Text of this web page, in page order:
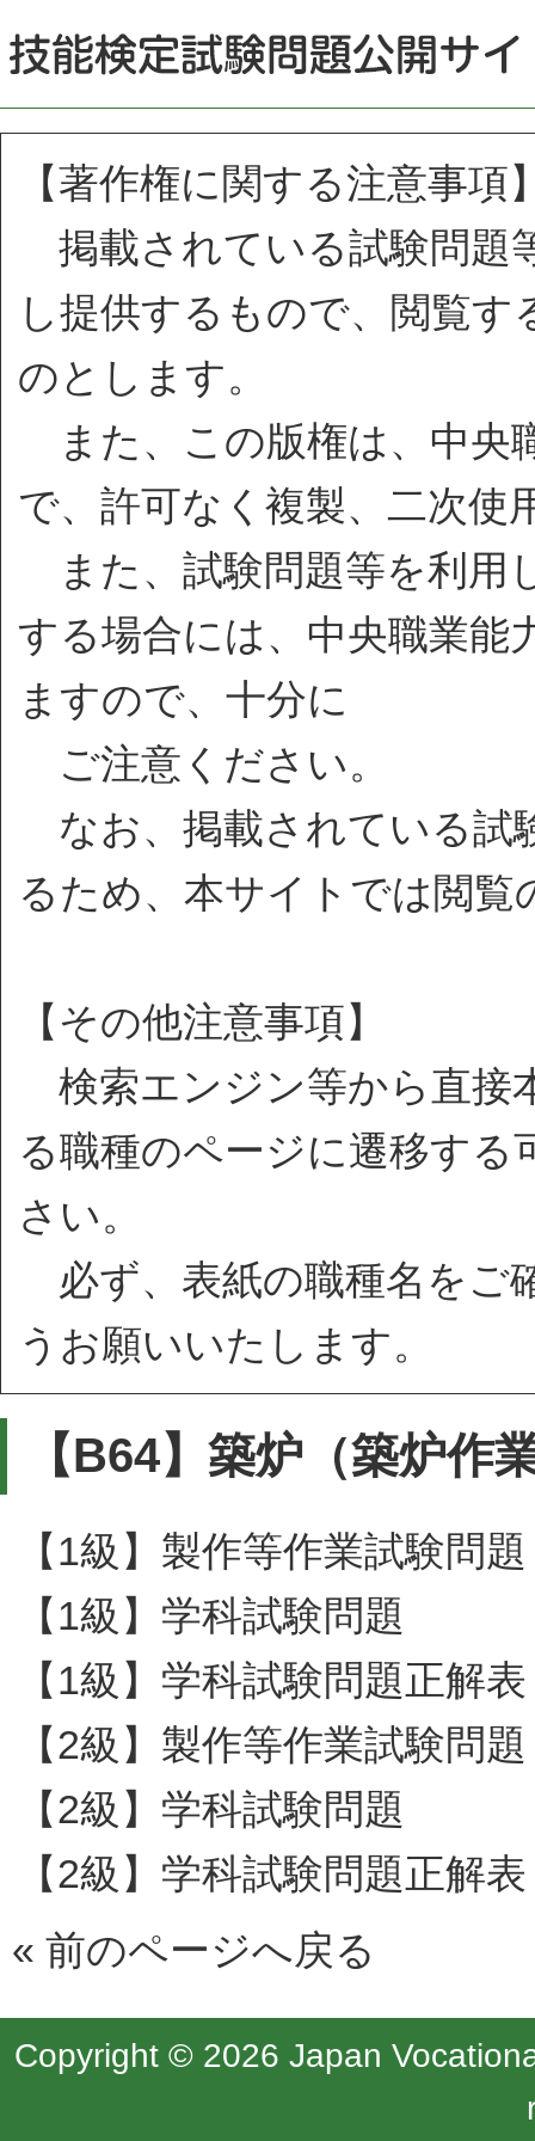
【著作権に関する注意事項
掲載されている試験問題
し提供するもので、閲覧
のとします。
また、この版権は、中央
で、許可なく複製、二次使
また、試験問題等を利用
する場合には、中央職業能
ますので、十分に
ご注意ください。
なお、掲載されている試
るため、本サイトでは閲
【その他注意事項】
検索エンジン等から直接
る職種のページに遷移す
さい。
必ず、表紙の職種名をご
うお願いいたします。
【B64】築炉（築炉作
【1級】製作等作業試験問題
【1級】学科試験問題
【1級】学科試験問題正解表
【2級】製作等作業試験問題
【2級】学科試験問題
【2級】学科試験問題正解表
« 前のページへ戻る
Copyright © 2026 Japan